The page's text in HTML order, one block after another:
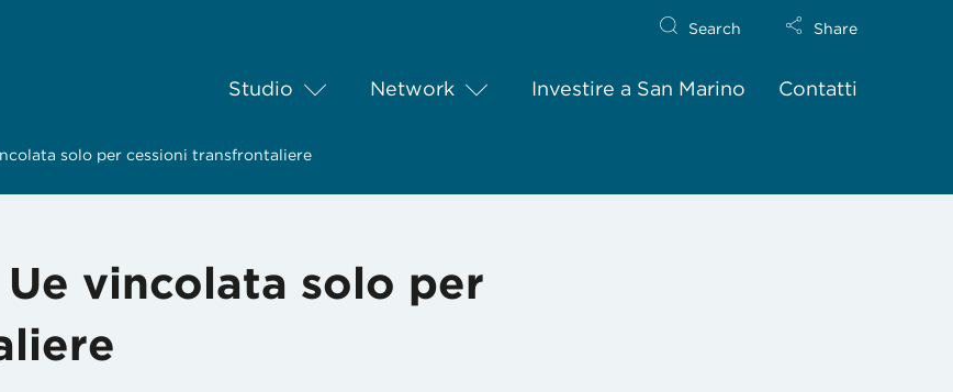
Studio Network Investire a San Marino Contatti
Search Share
solo per cessioni transfrontaliere
vincolata solo per